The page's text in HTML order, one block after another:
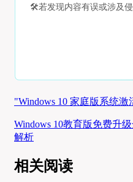
🛠️若发现内容有误或涉及
"Windows 10 家庭版系统
Windows 10教育版免费升
解析
相关阅读